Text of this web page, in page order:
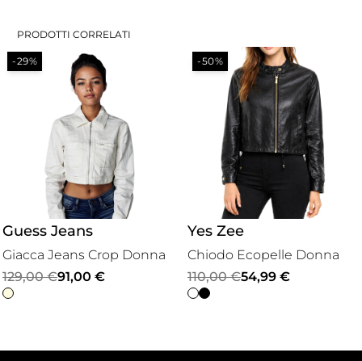
PRODOTTI CORRELATI
-50%
Yes Zee
Chiodo Ecopelle Donna
110,00€
Il
prezzo
54,99€
Il
prezzo
-50%
Yes Zee
Giubbino Cropped
Similpelle
110,00
Il
Il